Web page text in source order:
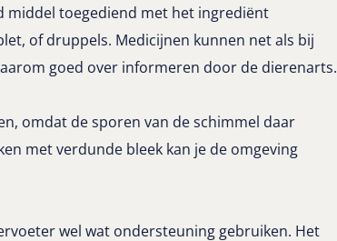
toegediend met het ingrediënt
of druppels. Medicijnen kunnen net als bij
goed over informeren door de dierenarts.
omdat de sporen van de schimmel daar
met verdunde bleek kan je de omgeving
wel wat ondersteuning gebruiken. Het